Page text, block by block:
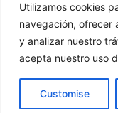
Utilizamos cookies
navegación, ofrecer
y analizar nuestro
acepta nuestro uso
Customise
industriales, barras
Copyright